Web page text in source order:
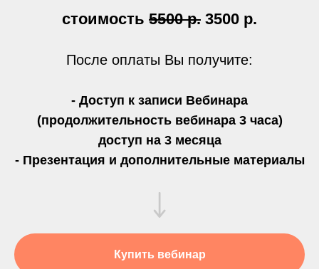
стоимость 5500 р. 3500 р.
После оплаты Вы получите:
- Доступ к записи Вебинара
(продолжительность вебинара 3 часа)
доступ на 3 месяца
- Презентация и дополнительные материалы
Купить вебинар